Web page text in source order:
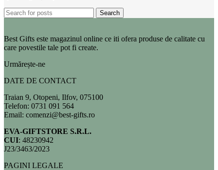
Search
Best Gifts este magazinul online ce iti ofera produse de calitate cu
care povestile tale pot fi create.
Urmărește-ne
DATE DE CONTACT
Traian 9, Otopeni, Ilfov, 075100
Telefon: 0731 091 564
Email: comenzi@best-gifts.ro
EVA-GIFTSTORE S.R.L.
CUI: 48230942
J23/3463/2023
PAGINI LEGALE